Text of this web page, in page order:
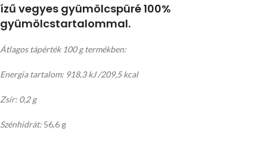
ízű vegyes gyümölcspüré 100%
gyümölcstartalommal.
Átlagos tápérték 100 g termékben:
Energia tartalom: 918,3 kJ /209,5 kcal
Zsír: 0,2 g
Szénhidrát: 56,6 g